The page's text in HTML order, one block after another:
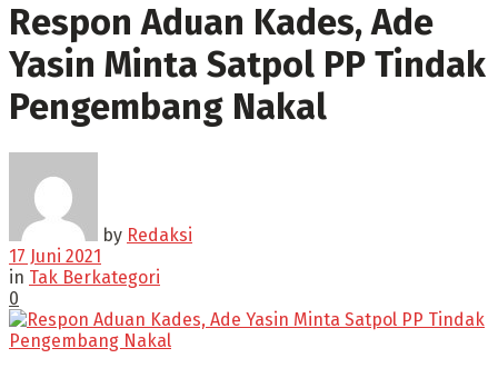
Respon Aduan Kades, Ade
Yasin Minta Satpol PP Tindak
Pengembang Nakal
by Redaksi
17 Juni 2021
in Tak Berkategori
0